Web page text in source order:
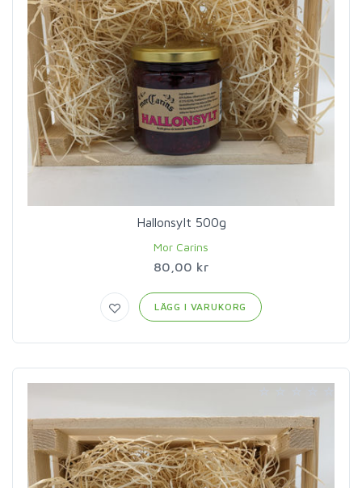
Hallonsylt 500g
Mor Carins
80,00 kr
LÄGG I VARUKORG